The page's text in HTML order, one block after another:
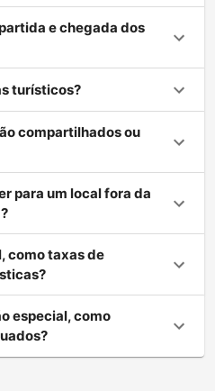
e chegada dos
turísticos?
compartilhados ou
para um local fora da
como taxas de
especial, como